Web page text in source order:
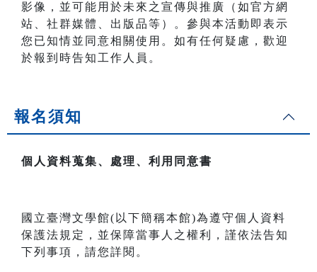
影像，並可能用於未來之宣傳與推廣（如官方網
站、社群媒體、出版品等）。參與本活動即表示
您已知情並同意相關使用。如有任何疑慮，歡迎
於報到時告知工作人員。
報名須知
個人資料蒐集、處理、利用同意書
國立臺灣文學館(以下簡稱本館)為遵守個人資料
保護法規定，並保障當事人之權利，謹依法告知
下列事項，請您詳閱。